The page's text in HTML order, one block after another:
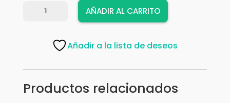
MANIJA
AÑADIR AL CARRITO
Añadir a la lista de deseos
Productos relacionados